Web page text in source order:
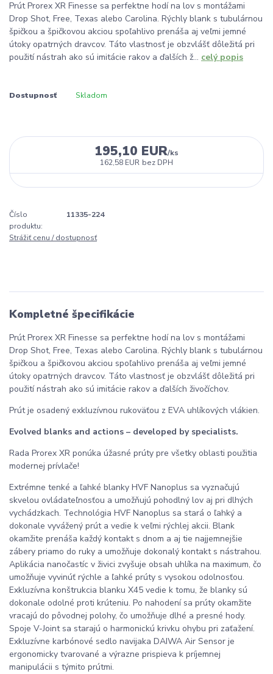
Prút Prorex XR Finesse sa perfektne hodí na lov s montážami
Drop Shot, Free, Texas alebo Carolina. Rýchly blank s tubulárnou
špičkou a špičkovou akciou spoľahlivo prenáša aj veľmi jemné
útoky opatrných dravcov. Táto vlastnosť je obzvlášť dôležitá pri
použití nástrah ako sú imitácie rakov a ďalších ž... celý popis
Dostupnosť Skladom
195,10 EUR/ks
162,58 EUR bez DPH
Číslo
produktu:
11335-224
Strážiť cenu / dostupnosť
Kompletné špecifikácie
Prút Prorex XR Finesse sa perfektne hodí na lov s montážami
Drop Shot, Free, Texas alebo Carolina. Rýchly blank s tubulárnou
špičkou a špičkovou akciou spoľahlivo prenáša aj veľmi jemné
útoky opatrných dravcov. Táto vlastnosť je obzvlášť dôležitá pri
použití nástrah ako sú imitácie rakov a ďalších živočíchov.
Prút je osadený exkluzívnou rukoväťou z EVA uhlíkových vlákien.
Evolved blanks and actions – developed by specialists.
Rada Prorex XR ponúka úžasné prúty pre všetky oblasti použitia
modernej prívlače!
Extrémne tenké a ľahké blanky HVF Nanoplus sa vyznačujú
skvelou ovládateľnosťou a umožňujú pohodlný lov aj pri dlhých
vychádzkach. Technológia HVF Nanoplus sa stará o ľahký a
dokonale vyvážený prút a vedie k veľmi rýchlej akcii. Blank
okamžite prenáša každý kontakt s dnom a aj tie najjemnejšie
zábery priamo do ruky a umožňuje dokonalý kontakt s nástrahou.
Aplikácia nanočastíc v živici zvyšuje obsah uhlíka na maximum, čo
umožňuje vyvinúť rýchle a ľahké prúty s vysokou odolnosťou.
Exkluzívna konštrukcia blanku X45 vedie k tomu, že blanky sú
dokonale odolné proti krúteniu. Po nahodení sa prúty okamžite
vracajú do pôvodnej polohy, čo umožňuje dlhé a presné hody.
Spoje V-Joint sa starajú o harmonickú krivku ohybu pri zaťažení.
Exkluzívne karbónové sedlo navijaka DAIWA Air Sensor je
ergonomicky tvarované a výrazne prispieva k príjemnej
manipulácii s týmito prútmi.